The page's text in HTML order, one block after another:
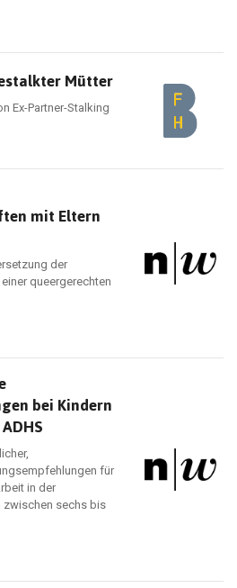
Mütter
Ex-Partner-Stalking
mit Eltern
der
queergerechten
bei Kindern
für
in der
zwischen sechs bis